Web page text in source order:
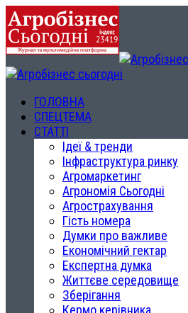
ГОЛОВНА
СПЕЦТЕМА
СТАТТІ
Ідеї & тренди
Інфраструктура ринку
Агромаркетинг
Агрономія Сьогодні
Агрострахування
Гість номера
Думки про важливе
Економічний гектар
Експертна думка
Життєве середовище
Зберігання
Кермо керівника